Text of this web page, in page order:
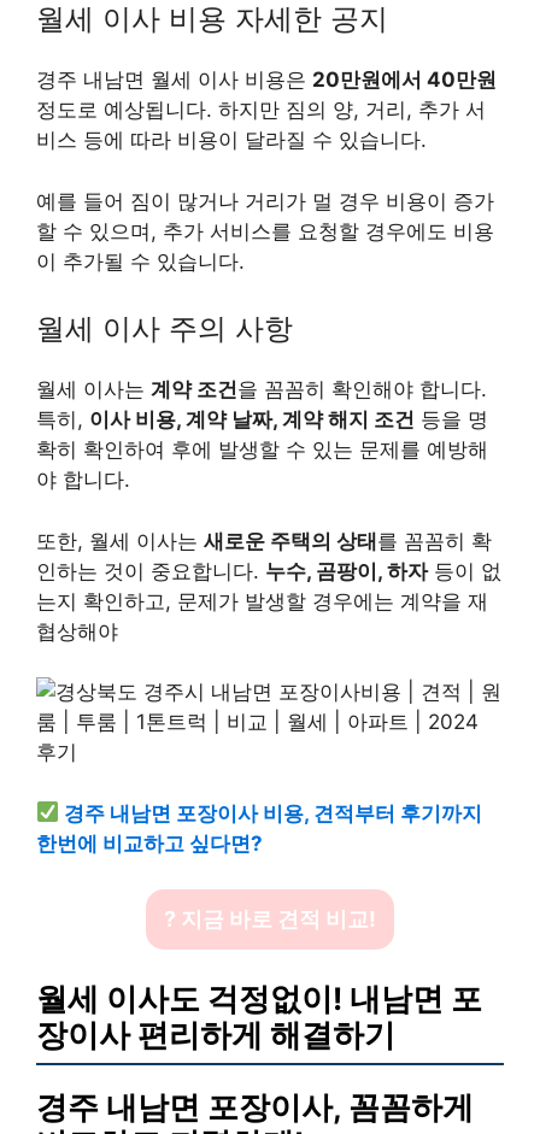
월세 이사 비용 자세한 공지
경주 내남면 월세 이사 비용은 20만원에서 40만원
정도로 예상됩니다. 하지만 짐의 양, 거리, 추가 서
비스 등에 따라 비용이 달라질 수 있습니다.
예를 들어 짐이 많거나 거리가 멀 경우 비용이 증가
할 수 있으며, 추가 서비스를 요청할 경우에도 비용
이 추가될 수 있습니다.
월세 이사 주의 사항
월세 이사는 계약 조건을 꼼꼼히 확인해야 합니다.
특히, 이사 비용, 계약 날짜, 계약 해지 조건 등을 명
확히 확인하여 후에 발생할 수 있는 문제를 예방해
야 합니다.
또한, 월세 이사는 새로운 주택의 상태를 꼼꼼히 확
인하는 것이 중요합니다. 누수, 곰팡이, 하자등이 없
는지 확인하고, 문제가 발생할 경우에는 계약을 재
협상해야
경주 내남면 포장이사 비용, 견적부터 후기까지
한번에 비교하고 싶다면?
? 지금 바로 견적 비교!
월세 이사도 걱정없이! 내남면 포
장이사 편리하게 해결하기
경주 내남면 포장이사, 꼼꼼하게